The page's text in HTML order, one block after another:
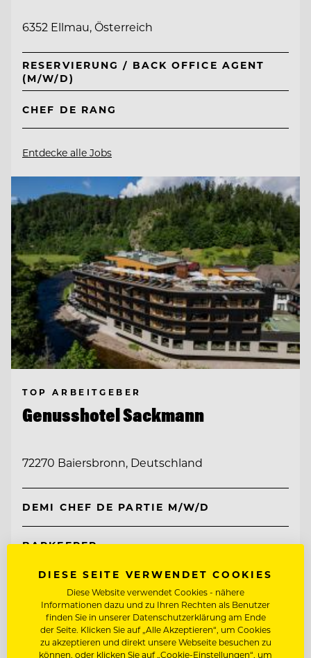
6352 Ellmau, Österreich
RESERVIERUNG / BACK OFFICE AGENT
(M/W/D)
CHEF DE RANG
Entdecke alle Jobs
TOP ARBEITGEBER
Genusshotel Sackmann
72270 Baiersbronn, Deutschland
DEMI CHEF DE PARTIE M/W/D
BARKEEPER
Entdecke alle Jobs
DIESE SEITE VERWENDET COOKIES
Diese Website verwendet Cookies - nähere
Informationen dazu und zu Ihren Rechten als Benutzer
finden Sie in unserer Datenschutzerklärung am Ende
der Seite. Klicken Sie auf „Alle Akzeptieren“, um Cookies
zu akzeptieren und direkt unsere Webseite besuchen zu
können, oder klicken Sie auf „Cookie-Einstellungen“, um